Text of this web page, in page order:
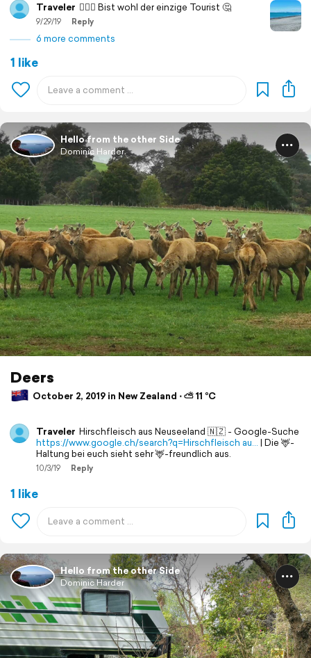
Traveler 👍🏻😎 Bist wohl der einzige Tourist 🤔
9/29/19 Reply
6 more comments
1 like
Hello from the other Side
Dominic Harder
Deers
October 2, 2019 in New Zealand ⋅ ⛅ 11 °C
Traveler Hirschfleisch aus Neuseeland 🇳🇿 - Google-Suche
https://www.google.ch/search?q=Hirschfleisch au… | Die 🦌-
Haltung bei euch sieht sehr 🦌-freundlich aus.
10/3/19 Reply
1 like
Hello from the other Side
Dominic Harder